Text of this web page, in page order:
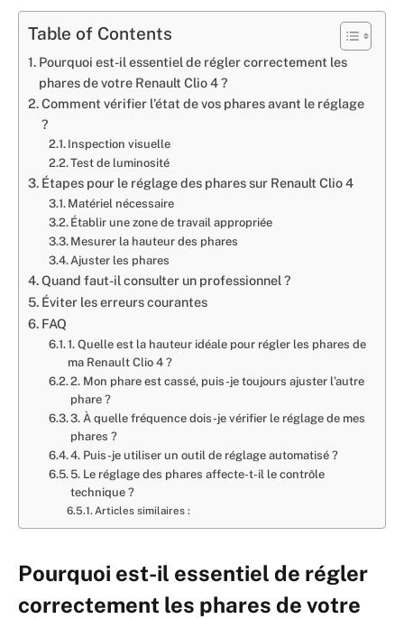
Table of Contents
Pourquoi est-il essentiel de régler correctement les
phares de votre Renault Clio 4 ?
Comment vérifier l’état de vos phares avant le réglage
?
Inspection visuelle
Test de luminosité
Étapes pour le réglage des phares sur Renault Clio 4
Matériel nécessaire
Établir une zone de travail appropriée
Mesurer la hauteur des phares
Ajuster les phares
Quand faut-il consulter un professionnel ?
Éviter les erreurs courantes
FAQ
1. Quelle est la hauteur idéale pour régler les phares de
ma Renault Clio 4 ?
2. Mon phare est cassé, puis-je toujours ajuster l’autre
phare ?
3. À quelle fréquence dois-je vérifier le réglage de mes
phares ?
4. Puis-je utiliser un outil de réglage automatisé ?
5. Le réglage des phares affecte-t-il le contrôle
technique ?
Articles similaires :
Pourquoi est-il essentiel de régler
correctement les phares de votre